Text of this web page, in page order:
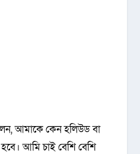
আমাকে কেন হলিউড বা
আমি চাই বেশি বেশি